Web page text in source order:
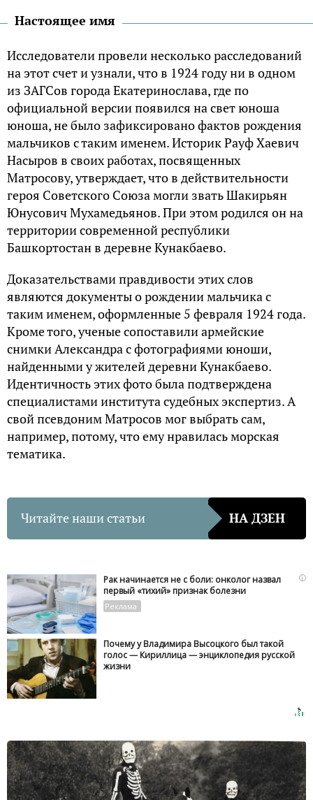
Настоящее имя
Исследователи провели несколько расследований
на этот счет и узнали, что в 1924 году ни в одном
из ЗАГСов города Екатеринослава, где по
официальной версии появился на свет юноша
юноша, не было зафиксировано фактов рождения
мальчиков с таким именем. Историк Рауф Хаевич
Насыров в своих работах, посвященных
Матросову, утверждает, что в действительности
героя Советского Союза могли звать Шакирьян
Юнусович Мухамедьянов. При этом родился он на
территории современной республики
Башкортостан в деревне Кунакбаево.
Доказательствами правдивости этих слов
являются документы о рождении мальчика с
таким именем, оформленные 5 февраля 1924 года.
Кроме того, ученые сопоставили армейские
снимки Александра с фотографиями юноши,
найденными у жителей деревни Кунакбаево.
Идентичность этих фото была подтверждена
специалистами института судебных экспертиз. А
свой псевдоним Матросов мог выбрать сам,
например, потому, что ему нравилась морская
тематика.
Читайте наши статьи НА ДЗЕН
i
Рак начинается не с боли: онколог назвал
первый «тихий» признак болезни
Почему у Владимира Высоцкого был такой
голос — Кириллица — энциклопедия русской
жизни